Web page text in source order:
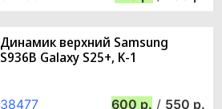
Динамик верхний Samsung
S936B Galaxy S25+, K-1
38477 600 / 550